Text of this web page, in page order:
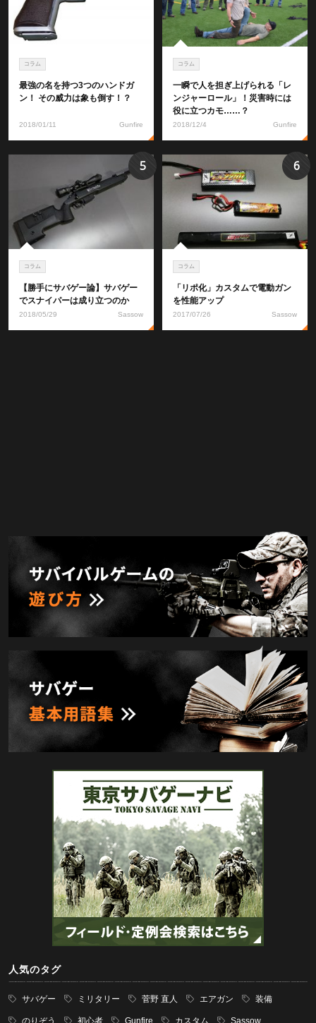
コラム
最強の名を持つ3つのハンドガ
ン！ その威力は象も倒す！？
2018/01/11 Gunfire
コラム
一瞬で人を担ぎ上げられる「レ
ンジャーロール」！災害時には
役に立つカモ……？
2018/12/4 Gunfire
コラム
【勝手にサバゲー論】サバゲー
でスナイパーは成り立つのか
2018/05/29 Sassow
5
コラム
「リポ化」カスタムで電動ガン
を性能アップ
2017/07/26 Sassow
6
人気のタグ
サバゲー ミリタリー 菅野 直人 エアガン 装備
のりぞう 初心者 Gunfire カスタム Sassow